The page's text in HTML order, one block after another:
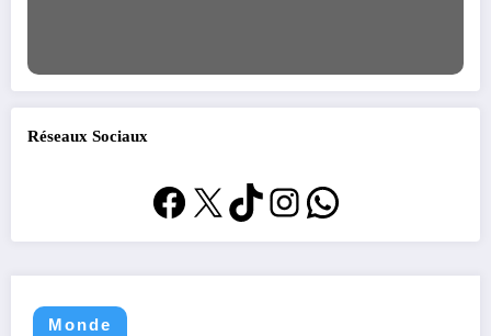
Réseaux Sociaux
Facebook
X TikTok
Instagram
WhatsApp
Monde